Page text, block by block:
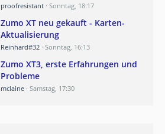
proofresistant Sonntag, 18:17
Zumo XT neu gekauft - Karten-
Aktualisierung
Reinhard#32 Sonntag, 16:13
Zumo XT3, erste Erfahrungen und
Probleme
mclaine Samstag, 17:30